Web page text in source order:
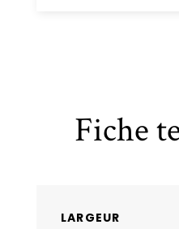
Fiche
LARGEUR